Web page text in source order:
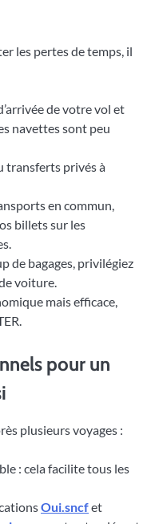
les pertes de temps, il
de votre vol et
navettes sont peu
transferts privés à
en commun,
billets sur les
de bagages, privilégiez
voiture.
mais efficace,
pour un
plusieurs voyages :
: cela facilite tous les
Oui.sncfet